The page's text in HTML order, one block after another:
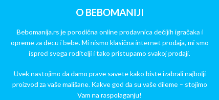
O BEBOMANIJI
Bebomanija.rs je porodična online prodavnica dečijih igračaka i
opreme za decu i bebe. Mi nismo klasična internet prodaja, mi smo
ispred svega roditelji i tako pristupamo svakoj prodaji.
Uvek nastojimo da damo prave savete kako biste izabrali najbolji
proizvod za vaše mališane. Kakve god da su vaše dileme – stojimo
Vam na raspolaganju!